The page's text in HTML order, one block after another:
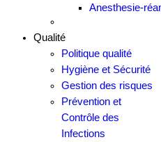
Anesthesie-
Qualité
Politique qualité
Hygiène et Sécurité
Gestion des risques
Prévention et
Contrôle des
Infections